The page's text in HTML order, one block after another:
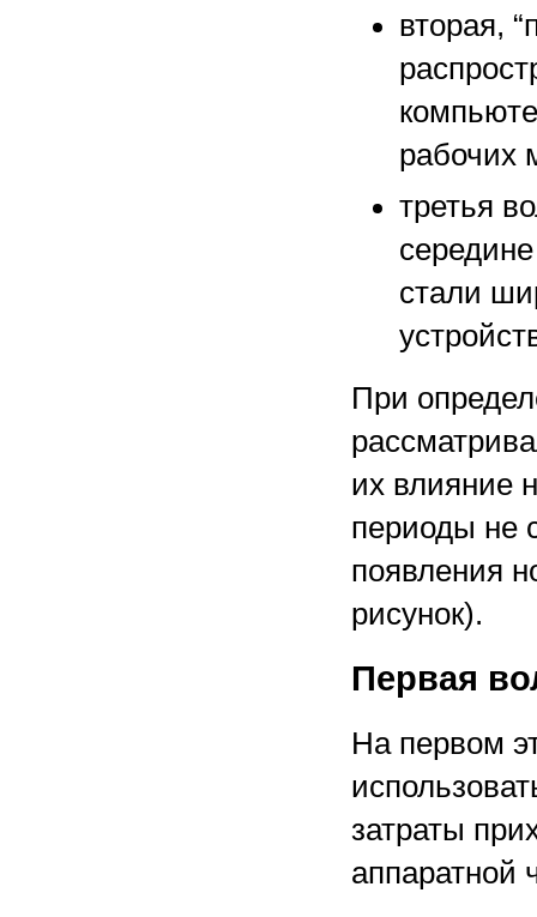
вторая,
рабочих
третья
стали
При
их влияние
периоды не
появления
рисунок).
Первая
На первом
затраты
аппаратной